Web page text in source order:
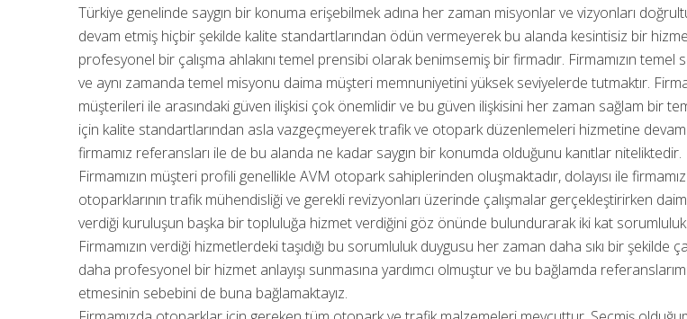
Türkiye genelinde saygın bir konuma erişebilmek adına her zaman misyonlar ve vizyonları
devam etmiş hiçbir şekilde kalite standartlarından ödün vermeyerek bu alanda kesintisiz bir
profesyonel bir çalışma ahlakını temel prensibi olarak benimsemiş bir firmadır. Firmamızın temel
ve aynı zamanda temel misyonu daima müşteri memnuniyetini yüksek seviyelerde tutmaktır.
müşterileri ile arasındaki güven ilişkisi çok önemlidir ve bu güven ilişkisini her zaman sağlam bir
için kalite standartlarından asla vazgeçmeyerek trafik ve otopark düzenlemeleri hizmetine
firmamız referansları ile de bu alanda ne kadar saygın bir konumda olduğunu kanıtlar niteliktedir.
Firmamızın müşteri profili genellikle AVM otopark sahiplerinden oluşmaktadır, dolayısı ile
otoparklarının trafik mühendisliği ve gerekli revizyonları üzerinde çalışmalar gerçekleştirirken
verdiği kuruluşun başka bir topluluğa hizmet verdiğini göz önünde bulundurarak iki kat sorumluluk
Firmamızın verdiği hizmetlerdeki taşıdığı bu sorumluluk duygusu her zaman daha sıkı bir şekilde
daha profesyonel bir hizmet anlayışı sunmasına yardımcı olmuştur ve bu bağlamda
etmesinin sebebini de buna bağlamaktayız.